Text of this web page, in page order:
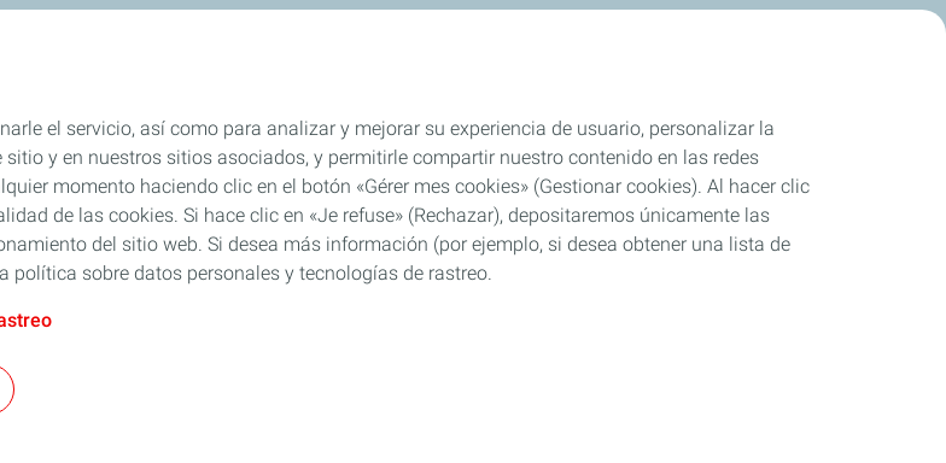
el servicio, así como para analizar y mejorar su experiencia de usuario, personalizar la
y en nuestros sitios asociados, y permitirle compartir nuestro contenido en las redes
momento haciendo clic en el botón «Gérer mes cookies» (Gestionar cookies). Al hacer clic
de las cookies. Si hace clic en «Je refuse» (Rechazar), depositaremos únicamente las
del sitio web. Si desea más información (por ejemplo, si desea obtener una lista de
sobre datos personales y tecnologías de rastreo.